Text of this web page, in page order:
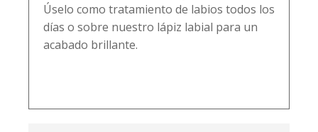
Úselo como tratamiento de labios todos los
días o sobre nuestro lápiz labial para un
acabado brillante.